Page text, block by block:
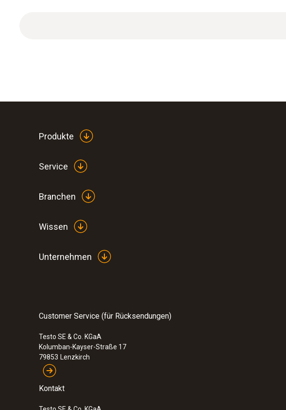
:0600 9741
Basis-Rauchgassonde kompakt - 300 mm, Ø 6 mm, Tmax
Produkte
Service
Branchen
Wissen
Unternehmen
Customer Service (für Rücksendungen)
Testo SE & Co. KGaA
Kolumban-Kayser-Straße 17
79853 Lenzkirch
Kontakt